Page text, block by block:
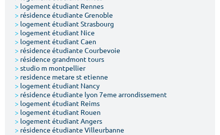
Votre date d'entrée
> logement étudiant Rennes
> résidence étudiante Grenoble
> logement étudiant Strasbourg
> logement étudiant Nice
> logement étudiant Caen
> résidence étudiante Courbevoie
> résidence grandmont tours
> studio m montpellier
> residence metare st etienne
> logement étudiant Nancy
> résidence étudiante lyon 7eme arrondissement
> logement étudiant Reims
> logement étudiant Rouen
> logement étudiant Angers
> résidence étudiante Villeurbanne